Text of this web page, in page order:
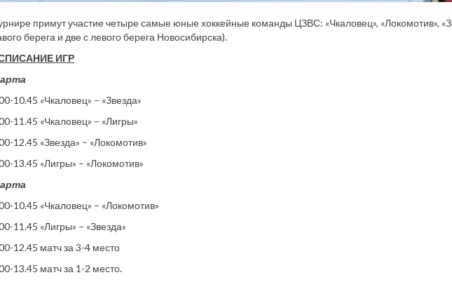
примут участие четыре самые юные хоккейные команды ЦЗВС: «Чкаловец», «Локомотив»,
берега и две с левого берега Новосибирска).
ИГР
10.45 «Чкаловец» – «Звезда»
11.45 «Чкаловец» – «Лигры»
12.45 «Звезда» – «Локомотив»
13.45 «Лигры» – «Локомотив»
10.45 «Чкаловец» – «Локомотив»
11.45 «Лигры» – «Звезда»
12.45 матч за 3-4 место
13.45 матч за 1-2 место.